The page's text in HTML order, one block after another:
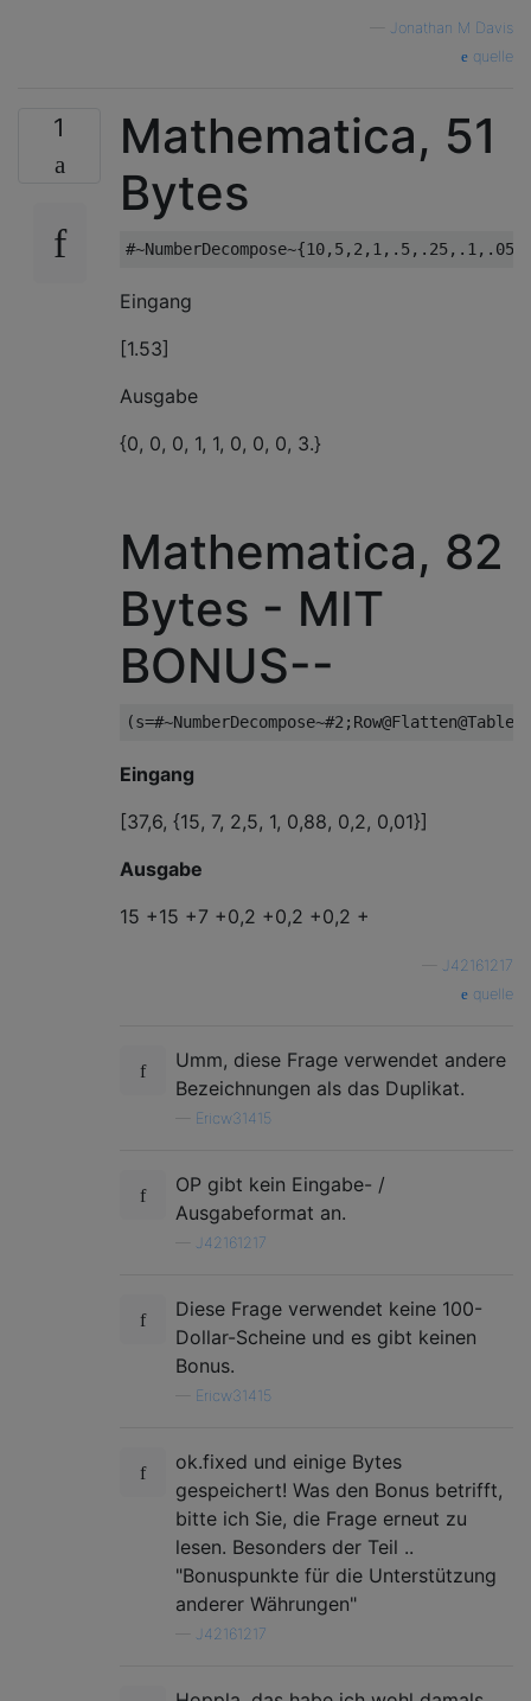
Jonathan M Davis
quelle
1
Mathematica, 51
Bytes
Eingang
[1.53]
Ausgabe
{0, 0, 0, 1, 1, 0, 0, 0, 3.}
Mathematica, 82
Bytes - MIT
BONUS--
Eingang
[37,6, {15, 7, 2,5, 1, 0,88, 0,2, 0,01}]
Ausgabe
15 +15 +7 +0,2 +0,2 +0,2 +
J42161217
quelle
Umm, diese Frage verwendet andere
Bezeichnungen als das Duplikat.
Ericw31415
OP gibt kein Eingabe- /
Ausgabeformat an.
J42161217
Diese Frage verwendet keine 100-
Dollar-Scheine und es gibt keinen
Bonus.
Ericw31415
ok.fixed und einige Bytes
gespeichert! Was den Bonus betrifft,
bitte ich Sie, die Frage erneut zu
lesen. Besonders der Teil ..
"Bonuspunkte für die Unterstützung
anderer Währungen"
J42161217